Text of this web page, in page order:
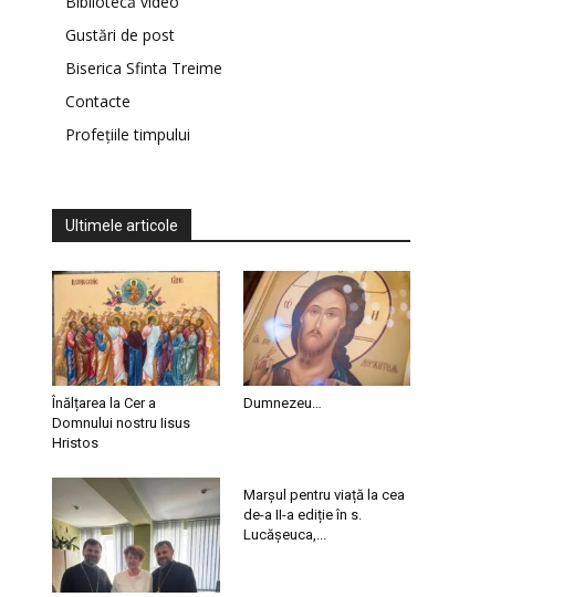
Gustări de post
Biserica Sfinta Treime
Contacte
Profețiile timpului
Ultimele articole
Înălțarea la Cer a
Domnului nostru Iisus
Hristos
Dumnezeu…
Marșul pentru viață la cea
de-a II-a ediție în s.
Lucășeuca,...